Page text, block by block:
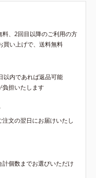
、2回目以降のご利用の方
買い上げで、送料無料
以内であれば返品可能
担いたします
文の翌日にお届けいたし
個数までお選びいただけ